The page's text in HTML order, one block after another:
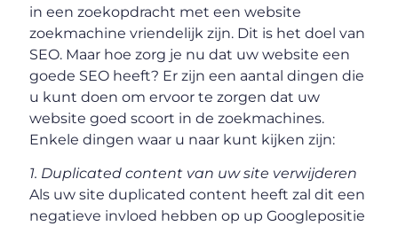
in een zoekopdracht met een website
zoekmachine vriendelijk zijn. Dit is het doel van
SEO. Maar hoe zorg je nu dat uw website een
goede SEO heeft? Er zijn een aantal dingen die
u kunt doen om ervoor te zorgen dat uw
website goed scoort in de zoekmachines.
Enkele dingen waar u naar kunt kijken zijn:
1. Duplicated content van uw site verwijderen
Als uw site duplicated content heeft zal dit een
negatieve invloed hebben op up Googlepositie